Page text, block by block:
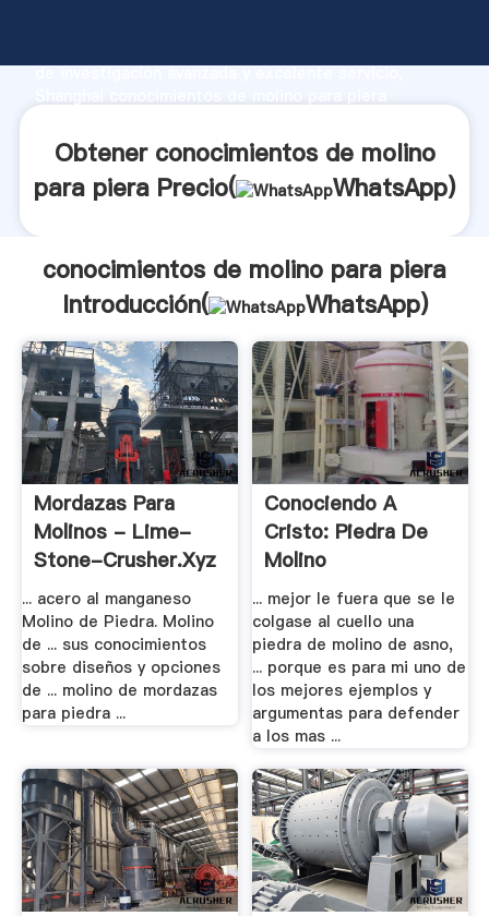
de investigación avanzada y excelente servicio,
clientes.
Obtener conocimientos de molino
para piera Precio(
WhatsApp)
conocimientos de molino para piera
Introducción(
WhatsApp)
Mordazas Para
Molinos - Lime-
Stone-Crusher.xyz
... acero al manganeso
Molino de Piedra. Molino
de ... sus conocimientos
sobre diseños y opciones
de ... molino de mordazas
para piedra ...
Conociendo A
Cristo: Piedra De
Molino
... mejor le fuera que se le
colgase al cuello una
piedra de molino de asno,
... porque es para mi uno de
los mejores ejemplos y
argumentas para defender
a los mas ...